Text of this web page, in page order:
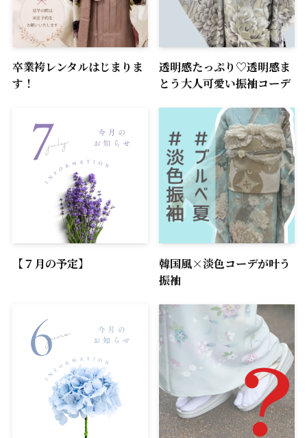
卒業袴レンタルはじまりま
す！
透明感たっぷり♡透明感ま
とう大人可愛い振袖コーデ
【７月の予定】
韓国風×淡色コーデが叶う
振袖